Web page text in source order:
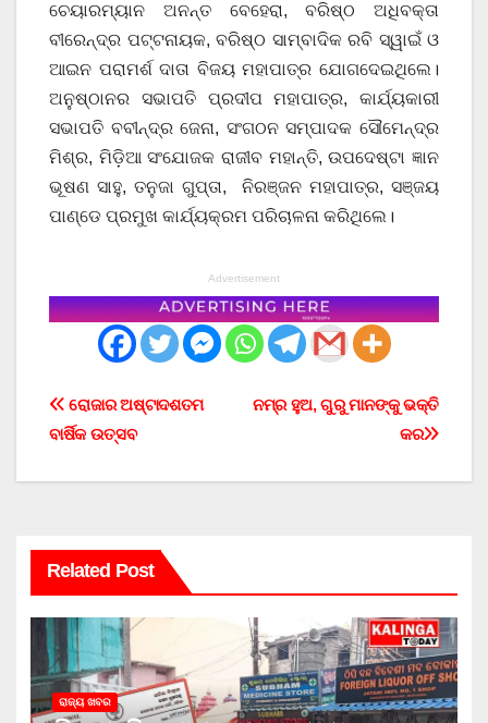
ଚେୟାରମ୍ୟାନ ଅନନ୍ତ ବେହେରା, ବରିଷ୍ଠ ଅଧିବକ୍ତା
ବୀରେନ୍ଦ୍ର ପଟ୍ଟନାୟକ, ବରିଷ୍ଠ ସାମ୍ବାଦିକ ରବି ସ୍ୱାଇଁ ଓ
ଆଇନ ପରାମର୍ଶ ଦାତା ବିଜୟ ମହାପାତ୍ର ଯୋଗଦେଇଥିଲେ।
ଅନୁଷ୍ଠାନର ସଭାପତି ପ୍ରଦୀପ ମହାପାତ୍ର, କାର୍ଯ୍ୟକାରୀ
ସଭାପତି ବବୀନ୍ଦ୍ର ଜେନା, ସଂଗଠନ ସମ୍ପାଦକ ସୌମେନ୍ଦ୍ର
ମିଶ୍ର, ମିଡ଼ିଆ ସଂଯୋଜକ ରାଜୀବ ମହାନ୍ତି, ଉପଦେଷ୍ଟା ଜ୍ଞାନ
ଭୂଷଣ ସାହୁ, ତନୁଜା ଗୁପ୍ତା, ନିରଞ୍ଜନ ମହାପାତ୍ର, ସଞ୍ଜୟ
ପାଣ୍ଡେ ପ୍ରମୁଖ କାର୍ଯ୍ୟକ୍ରମ ପରିଚାଳନା କରିଥିଲେ।
Advertisement
Post
navigation
ନମ୍ର ହୁଅ, ଗୁରୁ ମାନଙ୍କୁ ଭକ୍ତି
କର
ରୋଜାର ଅଷ୍ଟାଦଶତମ
ବାର୍ଷିକ ଉତ୍ସବ
Related Post
ରାଜ୍ୟ ଖବର